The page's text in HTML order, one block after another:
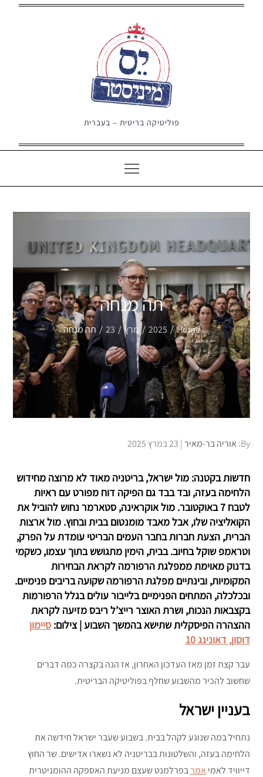
פוליטיקה בריטית – בעברית
תה מנחה
Home
2025 מרץ 23 תה מנחה
By: אוריה בר-מאיר Posted
23 במרץ 2025
חדשות בקטנה: מול ישראל, בריטניה מאוד לא מרוצה מחידוש
הלחימה בעזה, ובד בבד גם הפיקה דוח מפורט עם ראיות
לטבח 7 באוקטובר. מול אוקראינה, סטארמר נחוש להוביל את
הקואליציה שלו, אבל מאבד מומנטום בבית ובחוץ. מול ארצות
הברית, הצעת חברות בחבר העמים הבריטי עומדת על הפרק,
וטראמפ שוקל בחיוב. בבית, הימין מתגושש בתוך עצמו, כשקמי
בדנוק מאוימת ממפלגת הרפורמה לקראת הבחירות
המקומיות, ובינתיים מפלגת הרפורמה שקועה בריבים פנימיים.
ובכלכלה, המתחים הפנימיים בלייבור עולים בגלל הרפורמות
בקצבאות הנכות, ושרת האוצר רייצ’ל ריבס מזיעה לקראת
ההצהרה הפיסקלית שתישא בהמשך השבוע | צילום:סיימון
דוסון, דאונינג 10
עבר קצת זמן מאז העדכון האחרון, אז הנה בקצרה כמה דברים
שחשוב להכיר מהשבוע שחלף בפוליטיקה הבריטית.
בעניין ישראל
נתחיל במה שנוגע לקהל בבית. בשבוע שעבר ישראל חידשה את
הלחימה בעזה, והשלטונות בבריטניה לא נשארו אדישים. שר החוץ
דייוויד לאמי אמרבפרלמנט שעצם מניעת האספקה ההומניטרית